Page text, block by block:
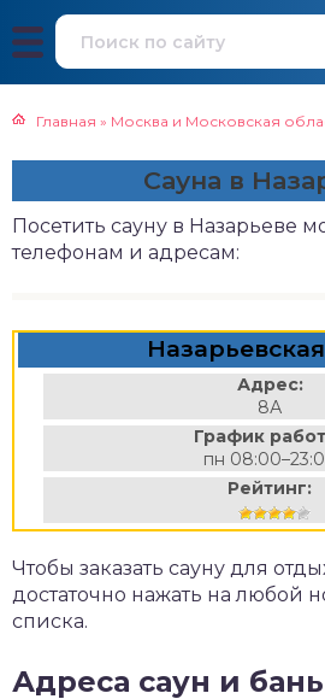
Главная » Москва и Московская
Сауна в
Посетить сауну в Назарьеве
телефонам и адресам:
Адрес:
8А
График
пн
Рейтинг:
Чтобы заказать сауну для
достаточно нажать на любой
списка.
Адреса саун и бань